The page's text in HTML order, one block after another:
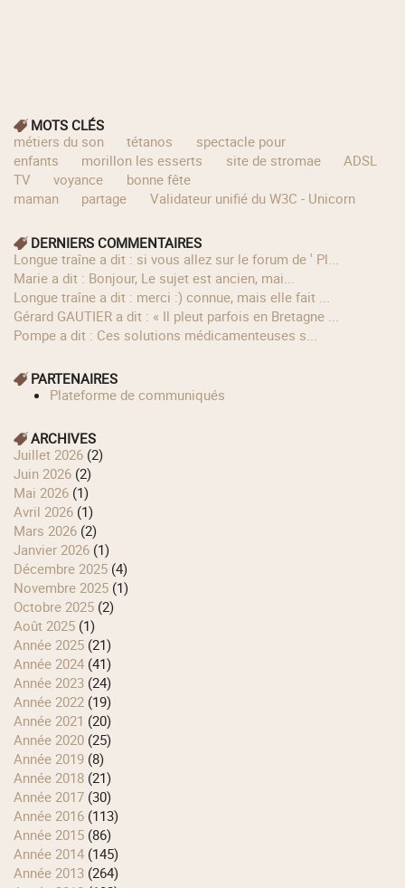
MOTS CLÉS
métiers du son
tétanos
spectacle pour
enfants
morillon les esserts site de stromae
ADSL
TV
voyance
bonne fête
maman
partage Validateur unifié du W3C - Unicorn
DERNIERS COMMENTAIRES
longue traîne a dit : si vous allez sur le forum de ' Pl...
Marie a dit : Bonjour, Le sujet est ancien, mai...
longue traîne a dit : merci :) connue, mais elle fait ...
Gérard GAUTIER a dit : « Il pleut parfois en Bretagne ...
Pompe a dit : Ces solutions médicamenteuses s...
PARTENAIRES
Plateforme de communiqués
ARCHIVES
juillet 2026 (2)
juin 2026 (2)
mai 2026 (1)
avril 2026 (1)
mars 2026 (2)
janvier 2026 (1)
décembre 2025 (4)
novembre 2025 (1)
octobre 2025 (2)
août 2025 (1)
année 2025 (21)
année 2024 (41)
année 2023 (24)
année 2022 (19)
année 2021 (20)
année 2020 (25)
année 2019 (8)
année 2018 (21)
année 2017 (30)
année 2016 (113)
année 2015 (86)
année 2014 (145)
année 2013 (264)